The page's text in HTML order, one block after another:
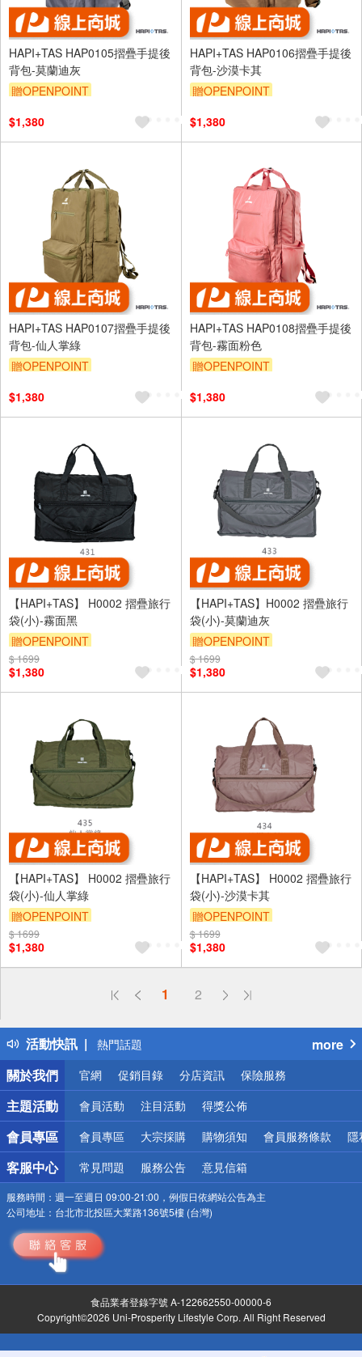
HAPI+TAS HAP0105摺疊手提後
背包-莫蘭迪灰
贈OPENPOINT
$1,380
HAPI+TAS HAP0106摺疊手提後
背包-沙漠卡其
贈OPENPOINT
$1,380
HAPI+TAS HAP0107摺疊手提後
背包-仙人掌綠
贈OPENPOINT
$1,380
HAPI+TAS HAP0108摺疊手提後
背包-霧面粉色
贈OPENPOINT
$1,380
【HAPI+TAS】 H0002 摺疊旅行
袋(小)-霧面黑
贈OPENPOINT
$ 1699
$1,380
【HAPI+TAS】H0002 摺疊旅行
袋(小)-莫蘭迪灰
贈OPENPOINT
$ 1699
$1,380
【HAPI+TAS】 H0002 摺疊旅行
袋(小)-仙人掌綠
贈OPENPOINT
$ 1699
$1,380
【HAPI+TAS】 H0002 摺疊旅行
袋(小)-沙漠卡其
贈OPENPOINT
$ 1699
$1,380
1 2
活動快訊
偏遠地區配送
得獎公告
熱門話題
銀行優惠
偏遠地區配送
詐騙網頁！請小心！
more
關於我們
官網 促銷目錄 分店資訊 保險服務
主題活動 會員活動 注目活動 得獎公佈
會員專區 會員專區 大宗採購 購物須知 會員服務條款 隱
客服中心 常見問題 服務公告 意見信箱
服務時間： 週一至週日 09:00-21:00，例假日依網站公告為主
公司地址： 台北市北投區大業路136號5樓 (台灣)
食品業者登錄字號 A-122662550-00000-6
Copyright©2026 Uni-Prosperity Lifestyle Corp. All Right Reserved